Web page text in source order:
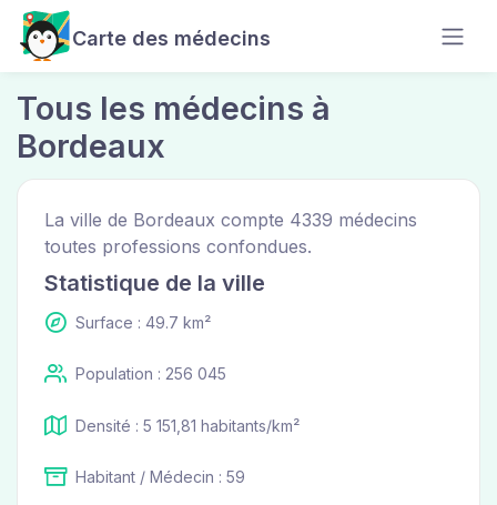
Carte des médecins
Tous les médecins à
Bordeaux
La ville de Bordeaux compte 4339 médecins
toutes professions confondues.
Statistique de la ville
Surface : 49.7 km²
Population : 256 045
Densité : 5 151,81 habitants/km²
Habitant / Médecin : 59